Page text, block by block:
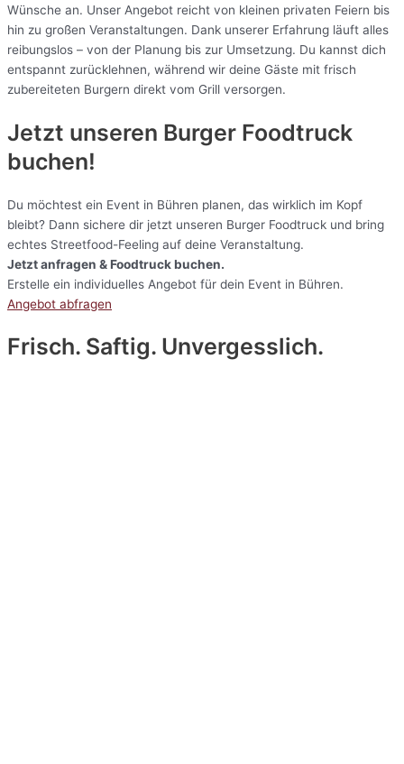
Wünsche an. Unser Angebot reicht von kleinen privaten Feiern bis
hin zu großen Veranstaltungen. Dank unserer Erfahrung läuft alles
reibungslos – von der Planung bis zur Umsetzung. Du kannst dich
entspannt zurücklehnen, während wir deine Gäste mit frisch
zubereiteten Burgern direkt vom Grill versorgen.
Jetzt unseren Burger Foodtruck
buchen!
Du möchtest ein Event in Bühren planen, das wirklich im Kopf
bleibt? Dann sichere dir jetzt unseren Burger Foodtruck und bring
echtes Streetfood-Feeling auf deine Veranstaltung.
Jetzt anfragen & Foodtruck buchen.
Erstelle ein individuelles Angebot für dein Event in Bühren.
Angebot abfragen
Frisch. Saftig. Unvergesslich.